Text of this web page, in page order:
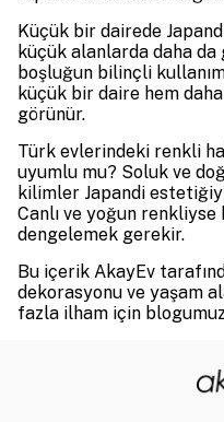
Küçük bir dairede
küçük alanlarda daha da
boşluğun bilinçli
küçük bir daire hem
görünür.
Türk evlerindeki renkli
uyumlu mu? Soluk ve
kilimler Japandi
Canlı ve yoğun
dengelemek gerekir.
Bu içerik AkayEv
dekorasyonu ve yaşam
fazla ilham için